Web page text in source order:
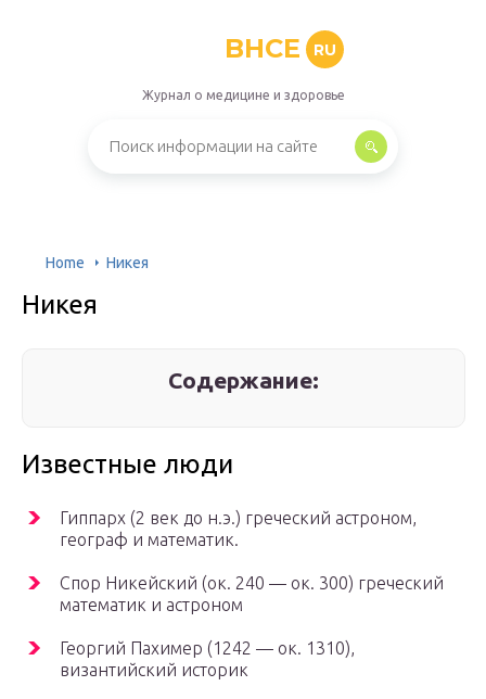
BHCE RU
Журнал о медицине и здоровье
Home Никея
Никея
Содержание:
Известные люди
Гиппарх (2 век до н.э.) греческий астроном,
географ и математик.
Спор Никейский (ок. 240 — ок. 300) греческий
математик и астроном
Георгий Пахимер (1242 — ок. 1310),
византийский историк